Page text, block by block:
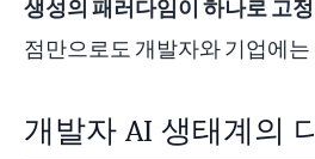
생성의 패러다임이 하나로 고
점만으로도 개발자와 기업에
개발자 AI 생태계의